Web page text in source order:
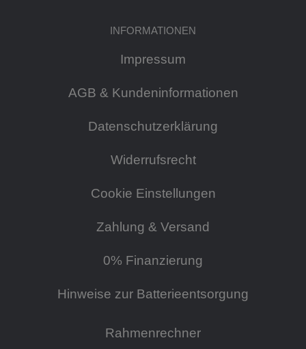
INFORMATIONEN
Impressum
AGB & Kundeninformationen
Datenschutzerklärung
Widerrufsrecht
Cookie Einstellungen
Zahlung & Versand
0% Finanzierung
Hinweise zur Batterieentsorgung
Rahmenrechner